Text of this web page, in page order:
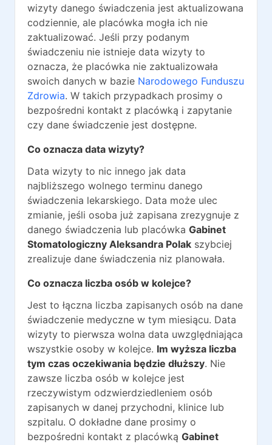
wizyty danego świadczenia jest aktualizowana
codziennie, ale placówka mogła ich nie
zaktualizować. Jeśli przy podanym
świadczeniu nie istnieje data wizyty to
oznacza, że placówka nie zaktualizowała
swoich danych w bazie Narodowego Funduszu
Zdrowia. W takich przypadkach prosimy o
bezpośredni kontakt z placówką i zapytanie
czy dane świadczenie jest dostępne.
Co oznacza data wizyty?
Data wizyty to nic innego jak data
najbliższego wolnego terminu danego
świadczenia lekarskiego. Data może ulec
zmianie, jeśli osoba już zapisana zrezygnuje z
danego świadczenia lub placówka Gabinet
Stomatologiczny Aleksandra Polak szybciej
zrealizuje dane świadczenia niz planowała.
Co oznacza liczba osób w kolejce?
Jest to łączna liczba zapisanych osób na dane
świadczenie medyczne w tym miesiącu. Data
wizyty to pierwsza wolna data uwzględniająca
wszystkie osoby w kolejce. Im wyższa liczba
tym czas oczekiwania będzie dłuższy. Nie
zawsze liczba osób w kolejce jest
rzeczywistym odzwierdziedleniem osób
zapisanych w danej przychodni, klinice lub
szpitalu. O dokładne dane prosimy o
bezpośredni kontakt z placówką Gabinet